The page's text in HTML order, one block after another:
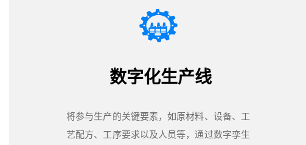
数字化生产线
将参与生产的关键要素，如原材料、设备、工
艺配方、工序要求以及人员等，通过数字孪生